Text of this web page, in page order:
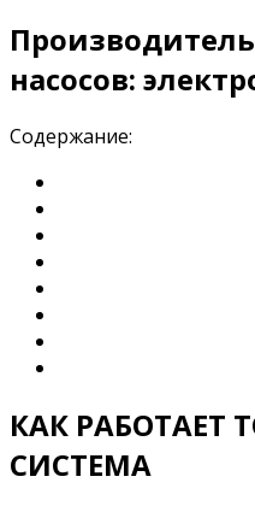
насосов:
Содержание:
КАК РАБОТАЕТ
СИСТЕМА